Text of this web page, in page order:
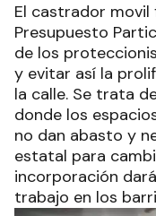
El castrador
Presupuesto
de los
y evitar así la
la calle. Se trata
donde los
no dan abasto y
estatal para
incorporación
trabajo en los